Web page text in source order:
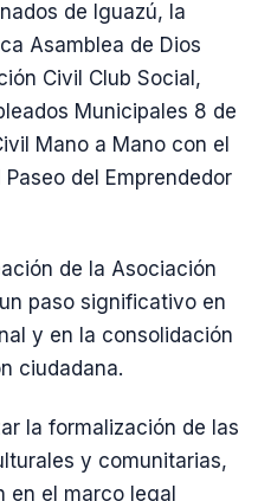
de Iguazú, la
Asamblea de Dios
Civil Club Social,
Municipales 8 de
Mano a Mano con el
del Emprendedor
de la Asociación
paso significativo en
y en la consolidación
ciudadana.
la formalización de las
y comunitarias,
en el marco legal